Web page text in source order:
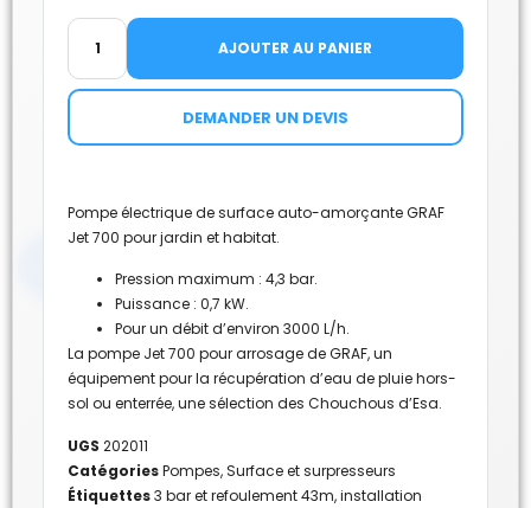
AJOUTER AU PANIER
DEMANDER UN DEVIS
Pompe électrique de surface auto-amorçante GRAF
Jet 700 pour jardin et habitat.
Pression maximum : 4,3 bar.
Puissance : 0,7 kW.
Pour un débit d’environ 3000 L/h.
La pompe Jet 700 pour arrosage de GRAF, un
équipement pour la récupération d’eau de pluie hors-
sol ou enterrée, une sélection des Chouchous d’Esa.
UGS 202011
CatégoriesPompes,Surface et surpresseurs
Étiquettes3 bar et refoulement 43m,installation